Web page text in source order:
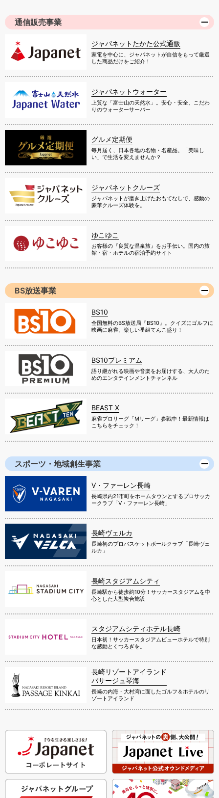
通信販売事業
ジャパネットたかた公式通販
家電を中心に、ジャパネットが自信をもって厳選
した商品だけをご紹介！
ジャパネットウォーター
上質な「富士山の天然水」。安心・安全、こだわ
りのウォーターサーバー
グルメ定期便
毎月届く、日本各地の名物・名産品。「美味し
い」で生活を変えませんか？
ジャパネットクルーズ
ジャパネットが磨き上げたおもてなしで、感動の
豪華クルーズ体験を。
ゆこゆこ
お客様の『良質な温泉旅』をお手伝い。国内の旅
館・宿・ホテルの宿泊予約サイト
BS放送事業
BS10
全国無料のBS放送局『BS10』。クイズにゴルフに
映画に麻雀、楽しい番組てんこ盛り！
BS10プレミアム
語り継がれる映画や音楽をお届けする、大人のた
めのエンタテインメントチャンネル
BEAST X
麻雀プロリーグ「Mリーグ」参戦中！最新情報は
こちらをチェック！
スポーツ・地域創生事業
V・ファーレン長崎
長崎県内21市町をホームタウンとするプロサッカ
ークラブ「V・ファーレン長崎」
長崎ヴェルカ
長崎初のプロバスケットボールクラブ「長崎ヴェ
ルカ」
長崎スタジアムシティ
長崎駅から徒歩約10分！サッカースタジアムを中
心とした大型複合施設
スタジアムシティホテル長崎
日本初！サッカースタジアムビューホテルで特別
な感動とくつろぎを。
長崎リゾートアイランド
パサージュ琴海
長崎の内海・大村湾に面したゴルフ＆ホテルのリ
ゾートアイランド